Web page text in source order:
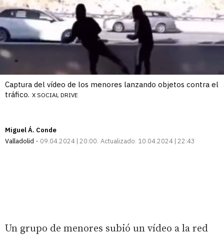
Captura del vídeo de los menores lanzando objetos contra el
tráfico. X SOCIAL DRIVE
Miguel Á. Conde
Valladolid
09.04.2024 | 20:00 Actualizado: 10.04.2024 | 22:43
Un grupo de menores subió un vídeo a la red